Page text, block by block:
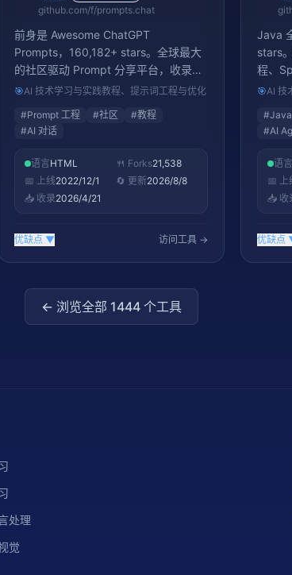
github.com/f/prompts.chat
前身是 Awesome ChatGPT
Prompts，160,182+ stars。全球最大
的社区驱动 Prompt 分享平台，收录数
千条高质量 Prompt，覆盖写作、编
提交、发现、收藏优质 Prompt，是
Prompt Engineering 的实战参考库。
AI 时代每个人都需要掌握的「提问艺
术」从这里开始。
🎯AI 技术学习与实践教程、提示词工程与优化
#Prompt 工程 #社区 #教程
#AI 对话
语言HTML 🍴 Forks21,538
📅 上线2022/12/1 🔄 更新2026/8/8
📥 收录2026/4/21
优缺点 ▼ 访问工具 →
Java
stars
程、
基础
习指
到企
🎯AI 技
#Java
#AI
语言
📅 上
📥 收
优缺点
← 浏览全部 1444个工具
处理
觉